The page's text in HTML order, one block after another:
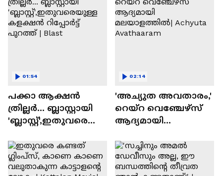
പക്കാ ആക്ഷൻ
ത്രില്ലർ... ബ്ലാസ്റ്റായി
'ബ്ലാസ്റ്റ്',ഇതുവരെയു
റിപ്പോർട്ട് പുറത്ത് |
Blast
01:54
'അച്യുത അവതാരം,'
റെയ്റ വെഞ്ചേഴ്‌സ്
ആദ്യമായി
Achyuta Avathaaram
02:14